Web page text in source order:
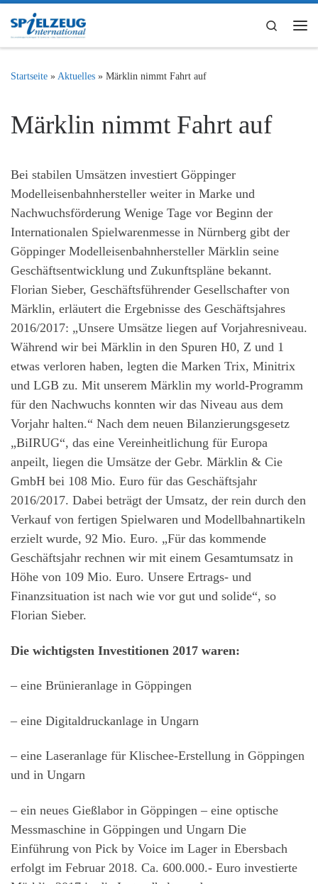
Zum Inhalt springen
Search
Startseite » Aktuelles » Märklin nimmt Fahrt auf
Märklin nimmt Fahrt auf
Bei stabilen Umsätzen investiert Göppinger
Modelleisenbahnhersteller weiter in Marke und
Nachwuchsförderung Wenige Tage vor Beginn der
Internationalen Spielwarenmesse in Nürnberg gibt der
Göppinger Modelleisenbahnhersteller Märklin seine
Geschäftsentwicklung und Zukunftspläne bekannt.
Florian Sieber, Geschäftsführender Gesellschafter von
Märklin, erläutert die Ergebnisse des Geschäftsjahres
2016/2017: „Unsere Umsätze liegen auf Vorjahresniveau.
Während wir bei Märklin in den Spuren H0, Z und 1
etwas verloren haben, legten die Marken Trix, Minitrix
und LGB zu. Mit unserem Märklin my world-Programm
für den Nachwuchs konnten wir das Niveau aus dem
Vorjahr halten.“ Nach dem neuen Bilanzierungsgesetz
„BiIRUG“, das eine Vereinheitlichung für Europa
anpeilt, liegen die Umsätze der Gebr. Märklin & Cie
GmbH bei 108 Mio. Euro für das Geschäftsjahr
2016/2017. Dabei beträgt der Umsatz, der rein durch den
Verkauf von fertigen Spielwaren und Modellbahnartikeln
erzielt wurde, 92 Mio. Euro. „Für das kommende
Geschäftsjahr rechnen wir mit einem Gesamtumsatz in
Höhe von 109 Mio. Euro. Unsere Ertrags- und
Finanzsituation ist nach wie vor gut und solide“, so
Florian Sieber.
Die wichtigsten Investitionen 2017 waren:
– eine Brünieranlage in Göppingen
– eine Digitaldruckanlage in Ungarn
– eine Laseranlage für Klischee-Erstellung in Göppingen
und in Ungarn
– ein neues Gießlabor in Göppingen – eine optische
Messmaschine in Göppingen und Ungarn Die
Einführung von Pick by Voice im Lager in Ebersbach
erfolgt im Februar 2018. Ca. 600.000.- Euro investierte